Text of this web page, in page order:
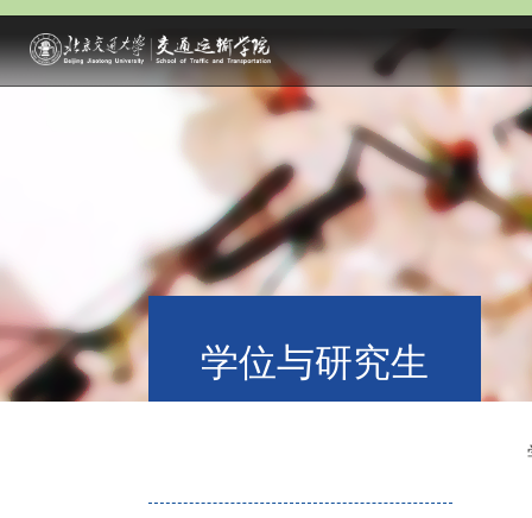
学位与研究生